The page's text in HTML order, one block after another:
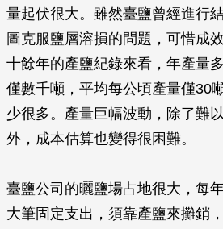
量起伏很大。雖然臺鹽曾經進行
圖克服鹽層溶損的問題，可惜成
十餘年的產鹽紀錄來看，年產量
僅數千噸，平均每公頃產量僅30
少很多。產量巨幅波動，除了難
外，成本估算也變得很困難。
臺鹽公司的曬鹽場占地很大，每
大筆固定支出，須靠產鹽來攤銷